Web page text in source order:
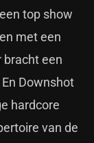
top show
met een
bracht een
Downshot
hardcore
van de